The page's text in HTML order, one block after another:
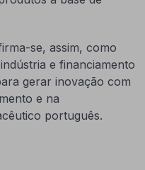
se, assim, como
e financiamento
gerar inovação com
e na
português.